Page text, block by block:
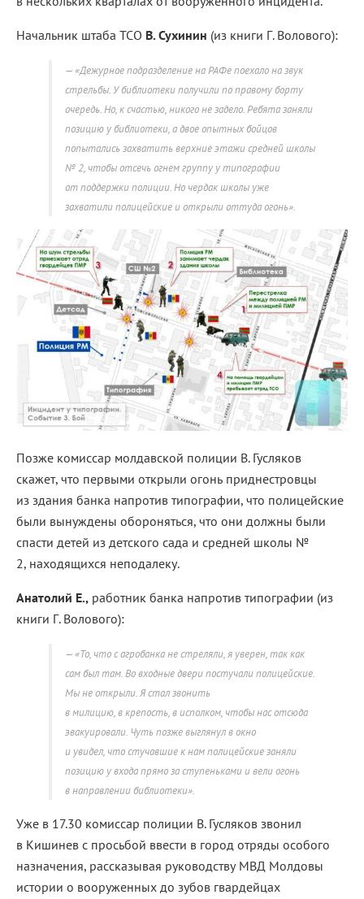
Начальник штаба ТСО В. Сухинин (из книги Г. Волового):
«Дежурное подразделение на РАФе поехало на звук
стрельбы. У библиотеки получили по правому борту
очередь. Но, к счастью, никого не задело. Ребята заняли
позицию у библиотеки, а двое опытных бойцов
попытались захватить верхние этажи средней школы
№ 2, чтобы отсечь огнем группу у типографии
от поддержки полиции. Но чердак школы уже
захватили полицейские и открыли оттуда огонь».
Позже комиссар молдавской полиции В. Гусляков
скажет, что первыми открыли огонь приднестровцы
из здания банка напротив типографии, что полицейские
были вынуждены обороняться, что они должны были
спасти детей из детского сада и средней школы №
2, находящихся неподалеку.
Анатолий Е., работник банка напротив типографии (из
книги Г. Волового):
«То, что с агробанка не стреляли, я уверен, так как
сам был там. Во входные двери постучали полицейские.
Мы не открыли. Я стал звонить
в милицию, в крепость, в исполком, чтобы нас отсюда
эвакуировали. Чуть позже выглянул в окно
и увидел, что стучавшие к нам полицейские заняли
позицию у входа прямо за ступеньками и вели огонь
в направлении библиотеки».
Уже в 17.30 комиссар полиции В. Гусляков звонил
в Кишинев с просьбой ввести в город отряды особого
назначения, рассказывая руководству МВД Молдовы
истории о вооруженных до зубов гвардейцах